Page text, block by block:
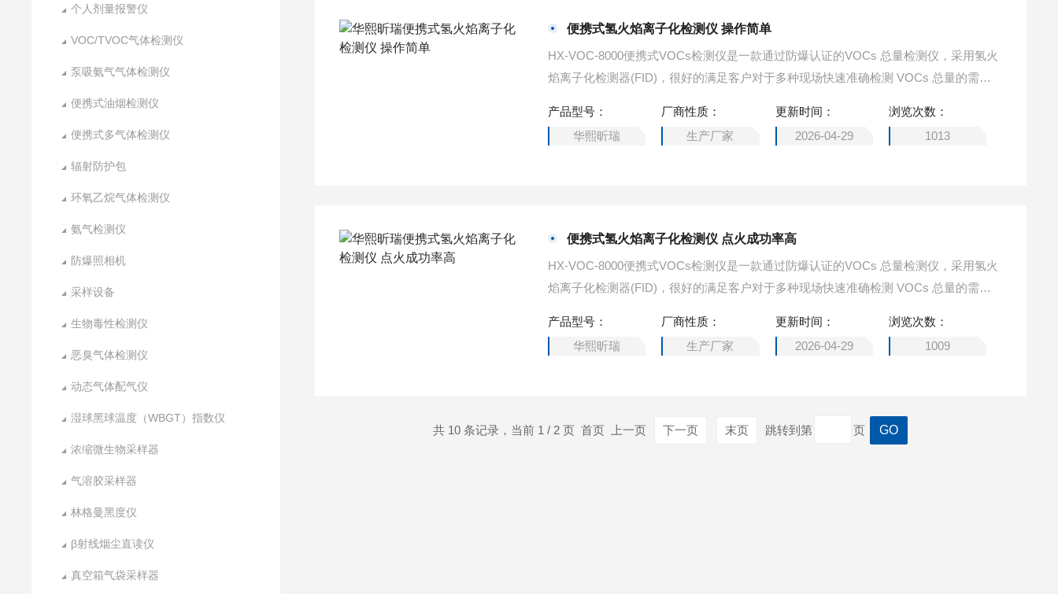
个人剂量报警仪
VOC/TVOC气体检测仪
泵吸氨气气体检测仪
便携式油烟检测仪
便携式多气体检测仪
辐射防护包
环氧乙烷气体检测仪
氨气检测仪
防爆照相机
采样设备
生物毒性检测仪
恶臭气体检测仪
动态气体配气仪
湿球黑球温度（WBGT）指数仪
浓缩微生物采样器
气溶胶采样器
林格曼黑度仪
β射线烟尘直读仪
真空箱气袋采样器
便携式氢火焰离子化检测仪 操作简单
HX-VOC-8000便携式VOCs检测仪是一款通过防爆认证的VOCs 总量检测仪，采用氢火
焰离子化检测器(FID)，很好的满足客户对于多种现场快速准确检测 VOCs 总量的需
产品型号：
华熙昕瑞
厂商性质：
生产厂家
更新时间：
2026-04-29
浏览次数：
1013
便携式氢火焰离子化检测仪 点火成功率高
HX-VOC-8000便携式VOCs检测仪是一款通过防爆认证的VOCs 总量检测仪，采用氢火
焰离子化检测器(FID)，很好的满足客户对于多种现场快速准确检测 VOCs 总量的需
产品型号：
华熙昕瑞
厂商性质：
生产厂家
更新时间：
2026-04-29
浏览次数：
1009
共 10 条记录，当前 1 / 2 页 首页 上一页 下一页 末页 跳转到第 页